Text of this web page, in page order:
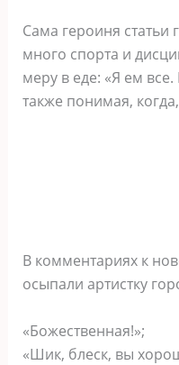
Сама героиня статьи
много спорта и
меру в еде: «Я ем
также понимая,
В комментариях к
осыпали артистку
«Божественная!»;
«Шик, блеск, вы